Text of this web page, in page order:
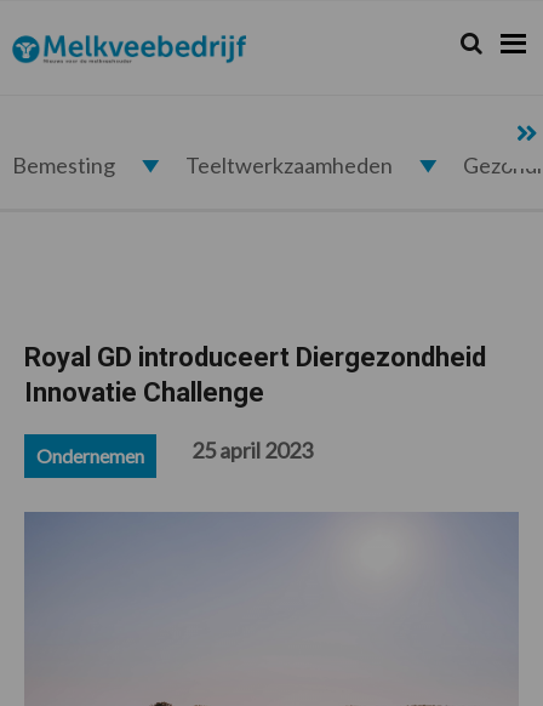
de
hoofdnavigatie
de
hoofd
de
eerste
de
voettekst
Melkveebedrijf.nl Zoeken...
Zoek
Bemesting Teeltwerkzaamheden
Royal GD introduceert Diergezondheid
Innovatie Challenge
Ondernemen 25 april 2023